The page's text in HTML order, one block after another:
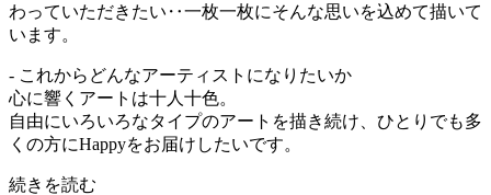
わっていただきたい‥一枚一枚にそんな思いを込めて描いて
います。
- これからどんなアーティストになりたいか
心に響くアートは十人十色。
自由にいろいろなタイプのアートを描き続け、ひとりでも多
くの方にHappyをお届けしたいです。
続きを読む